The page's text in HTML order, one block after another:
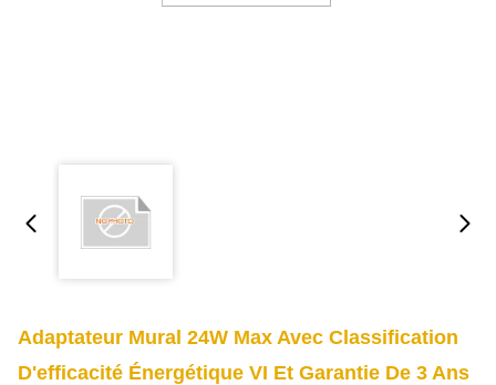
Adaptateur Mural 24W Max Avec Classification
D'efficacité Énergétique VI Et Garantie De 3 Ans